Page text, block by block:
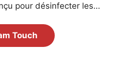
pour désinfecter les…
Touch